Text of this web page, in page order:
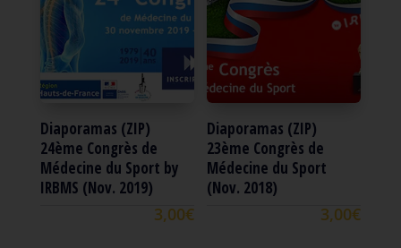
Diaporamas (ZIP)
24ème Congrès de
Médecine du Sport by
IRBMS (Nov. 2019)
3,00€
Diaporamas (ZIP)
23ème Congrès de
Médecine du Sport
(Nov. 2018)
3,00€